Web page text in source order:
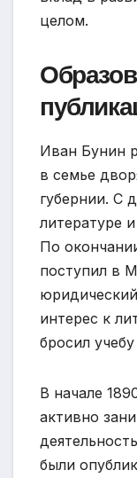
целом.
Иван Бунин
в семье
губернии. С
литературе
По
поступил в
интерес к
бросил
В начале
активно
были